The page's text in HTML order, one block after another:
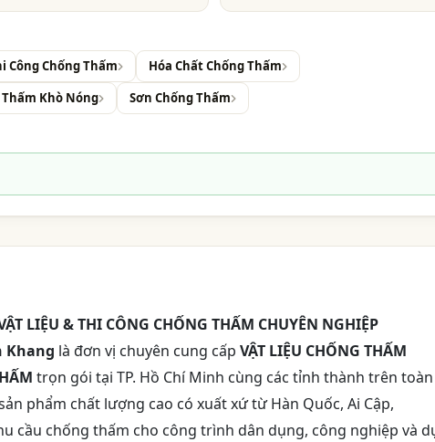
Công Chống Thấm
Hóa Chất Chống Thấm
Khò Nóng
Sơn Chống Thấm
LIỆU & THI CÔNG CHỐNG THẤM CHUYÊN NGHIỆP
Khang là đơn vị chuyên cung cấp VẬT LIỆU CHỐNG THẤM
trọn gói tại TP. Hồ Chí Minh cùng các tỉnh thành trên toàn
phẩm chất lượng cao có xuất xứ từ Hàn Quốc, Ai Cập,
cầu chống thấm cho công trình dân dụng, công nghiệp và